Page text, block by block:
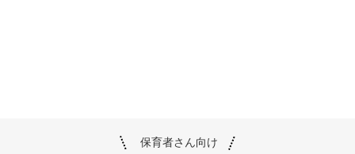
保育者さん向け